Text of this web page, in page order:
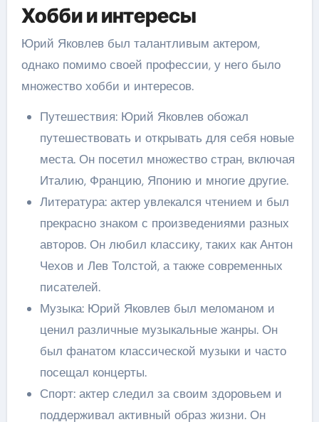
Хобби и интересы
Юрий Яковлев был талантливым актером,
однако помимо своей профессии, у него было
множество хобби и интересов.
Путешествия: Юрий Яковлев обожал
путешествовать и открывать для себя новые
места. Он посетил множество стран, включая
Италию, Францию, Японию и многие другие.
Литература: актер увлекался чтением и был
прекрасно знаком с произведениями разных
авторов. Он любил классику, таких как Антон
Чехов и Лев Толстой, а также современных
писателей.
Музыка: Юрий Яковлев был меломаном и
ценил различные музыкальные жанры. Он
был фанатом классической музыки и часто
посещал концерты.
Спорт: актер следил за своим здоровьем и
поддерживал активный образ жизни. Он